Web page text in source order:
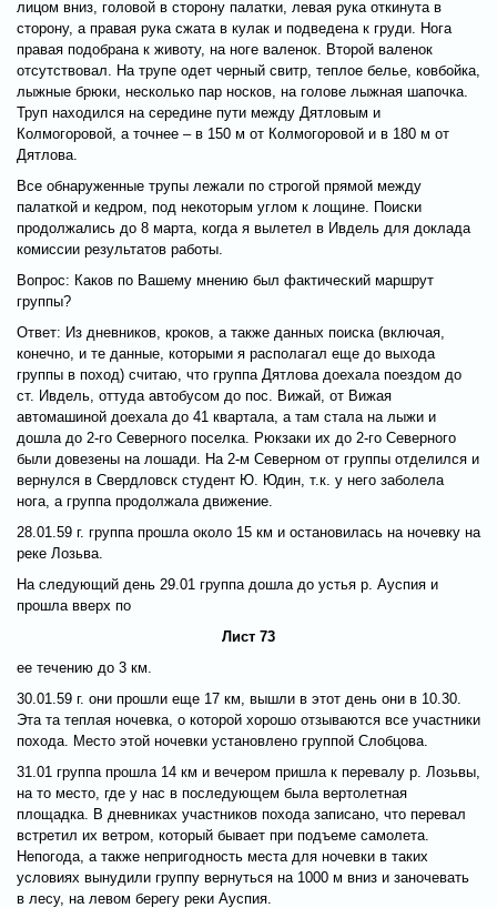
лицом вниз, головой в сторону палатки, левая рука откинута в
сторону, а правая рука сжата в кулак и подведена к груди. Нога
правая подобрана к животу, на ноге валенок. Второй валенок
отсутствовал. На трупе одет черный свитр, теплое белье, ковбойка,
лыжные брюки, несколько пар носков, на голове лыжная шапочка.
Труп находился на середине пути между Дятловым и
Колмогоровой, а точнее – в 150 м от Колмогоровой и в 180 м от
Дятлова.
Все обнаруженные трупы лежали по строгой прямой между
палаткой и кедром, под некоторым углом к лощине. Поиски
продолжались до 8 марта, когда я вылетел в Ивдель для доклада
комиссии результатов работы.
Вопрос: Каков по Вашему мнению был фактический маршрут
группы?
Ответ: Из дневников, кроков, а также данных поиска (включая,
конечно, и те данные, которыми я располагал еще до выхода
группы в поход) считаю, что группа Дятлова доехала поездом до
ст. Ивдель, оттуда автобусом до пос. Вижай, от Вижая
автомашиной доехала до 41 квартала, а там стала на лыжи и
дошла до 2-го Северного поселка. Рюкзаки их до 2-го Северного
были довезены на лошади. На 2-м Северном от группы отделился и
вернулся в Свердловск студент Ю. Юдин, т.к. у него заболела
нога, а группа продолжала движение.
28.01.59 г. группа прошла около 15 км и остановилась на ночевку на
реке Лозьва.
На следующий день 29.01 группа дошла до устья р. Ауспия и
прошла вверх по
Лист 73
ее течению до 3 км.
30.01.59 г. они прошли еще 17 км, вышли в этот день они в 10.30.
Эта та теплая ночевка, о которой хорошо отзываются все участники
похода. Место этой ночевки установлено группой Слобцова.
31.01 группа прошла 14 км и вечером пришла к перевалу р. Лозьвы,
на то место, где у нас в последующем была вертолетная
площадка. В дневниках участников похода записано, что перевал
встретил их ветром, который бывает при подъеме самолета.
Непогода, а также непригодность места для ночевки в таких
условиях вынудили группу вернуться на 1000 м вниз и заночевать
в лесу, на левом берегу реки Ауспия.